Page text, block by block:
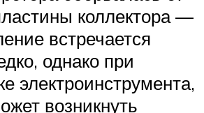
коллектора —
встречается
однако при
электроинструмента,
возникнуть